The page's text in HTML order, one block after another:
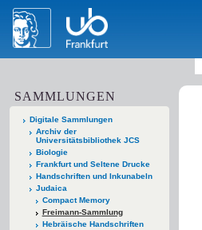
SAMMLUNGEN
Digitale Sammlungen
Archiv der
Universitätsbibliothek JCS
Biologie
Frankfurt und Seltene Drucke
Handschriften und Inkunabeln
Judaica
Compact Memory
Freimann-Sammlung
Hebräische Handschriften